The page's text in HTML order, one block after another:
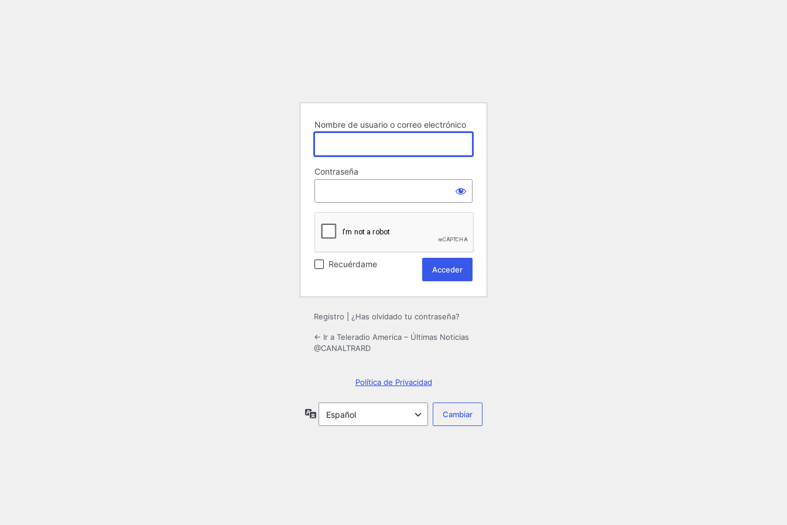
Nombre de usuario o correo electrónico
Contraseña
Recuérdame
Registro ¿Has olvidado tu contraseña?
← Ir a Teleradio America – Últimas Noticias
@CANALTRARD
Política de Privacidad
Idioma